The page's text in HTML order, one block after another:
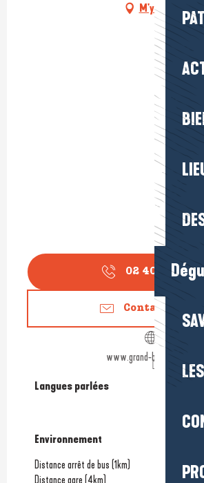
M'y rendre
02 40 23 88
Contactez-
www.grand-blockhaus.com
Langues parlées
Langues parlées
Environnement
Environnement
Distance arrêt de bus (1km)
Distance gare (4km)